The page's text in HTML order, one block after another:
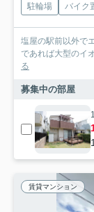
駐輪場 バイク
塩屋の駅前以外で
であれば大型のイ
る
募集中の部屋
賃貸マンション